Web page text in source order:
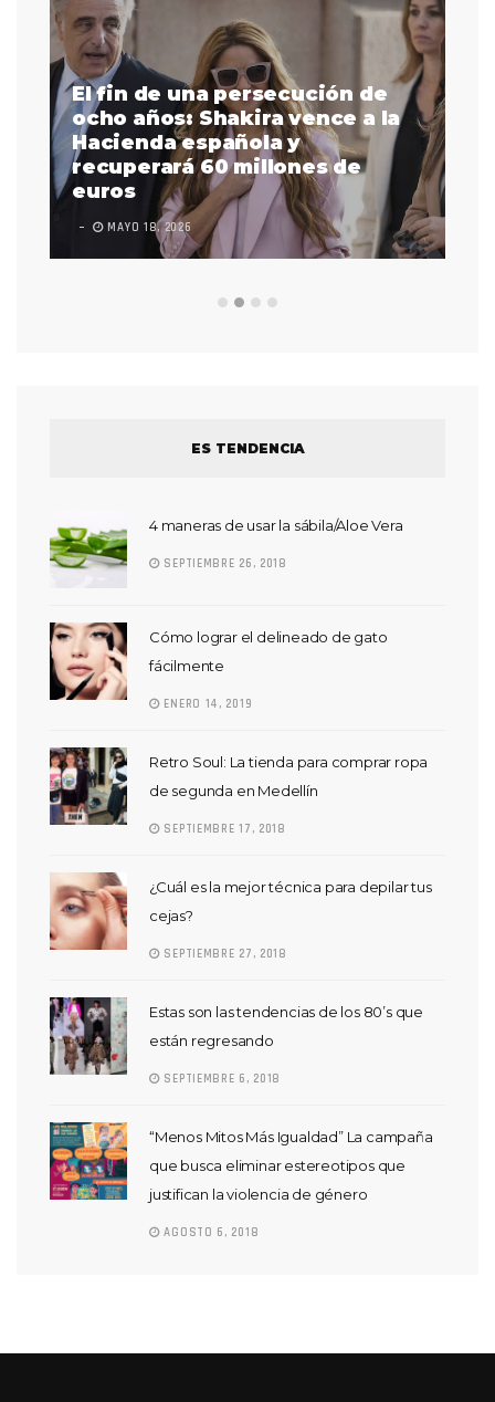
El fin de una persecución de
ocho años: Shakira vence a la
Hacienda española y
recuperará 60 millones de
euros
MAYO 18, 2026
ES TENDENCIA
4 maneras de usar la sábila/Aloe Vera
SEPTIEMBRE 26, 2018
Cómo lograr el delineado de gato
fácilmente
ENERO 14, 2019
Retro Soul: La tienda para comprar ropa
de segunda en Medellín
SEPTIEMBRE 17, 2018
¿Cuál es la mejor técnica para depilar tus
cejas?
SEPTIEMBRE 27, 2018
Estas son las tendencias de los 80’s que
están regresando
SEPTIEMBRE 6, 2018
“Menos Mitos Más Igualdad” La campaña
que busca eliminar estereotipos que
justifican la violencia de género
AGOSTO 6, 2018